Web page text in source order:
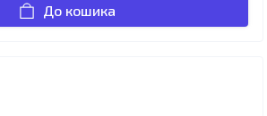
До кошика